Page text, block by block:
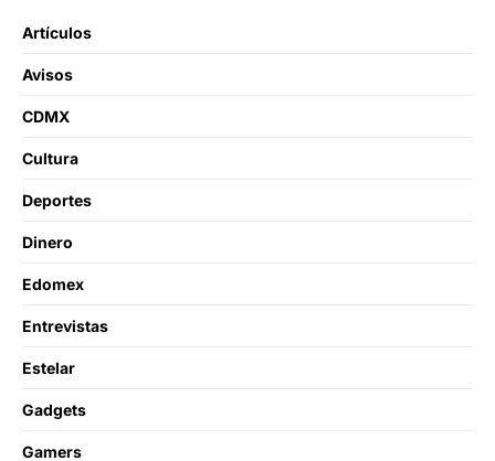
Artículos
Avisos
CDMX
Cultura
Deportes
Dinero
Edomex
Entrevistas
Estelar
Gadgets
Gamers